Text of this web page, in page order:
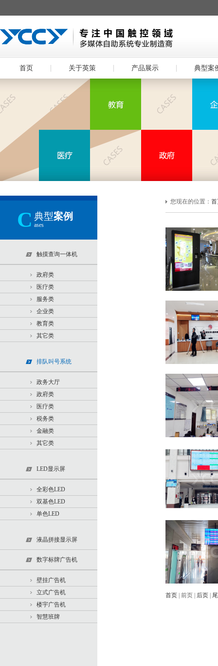
首页 关于英策 产品展示 典型案
C 典型案例
ases
触摸查询一体机
政府类
医疗类
服务类
企业类
教育类
其它类
排队叫号系统
政务大厅
政府类
医疗类
税务类
金融类
其它类
LED显示屏
全彩色LED
双基色LED
单色LED
液晶拼接显示屏
数字标牌广告机
壁挂广告机
立式广告机
楼宇广告机
智慧班牌
您现在的位置：
首页 | 前页 | 后页